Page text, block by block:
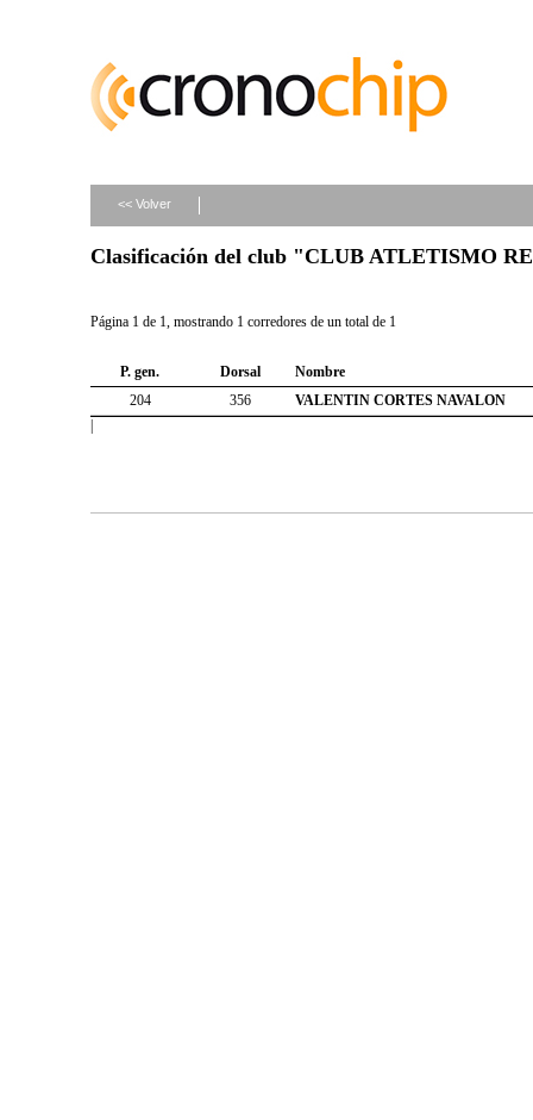
<< Volver
Clasificación del club "CLUB ATLETISMO
Página 1 de 1, mostrando 1 corredores de un total de 1
P. gen. Dorsal
Nombre
204
356
VALENTIN CORTES NAVALON
|